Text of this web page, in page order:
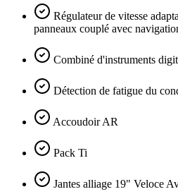
Régulateur de vitesse
panneaux couplé avec
Combiné d'instruments
Détection de fatigue du
Accoudoir AR
Pack Ti
Jantes alliage 19" Veloce